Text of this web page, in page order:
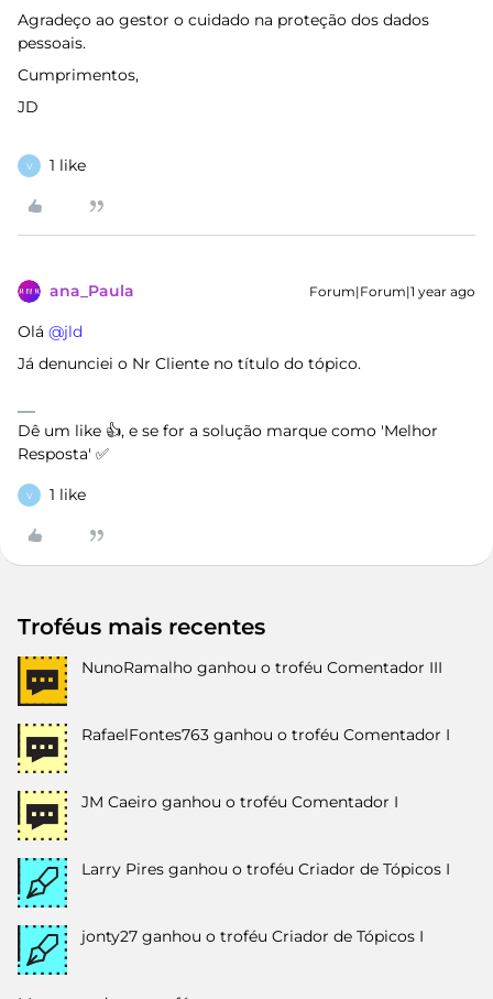
Agradeço ao gestor o cuidado na proteção dos dados
pessoais.
Cumprimentos,
JD
V 1 like
ana_Paula Forum|Forum|1 year ago
Olá ​ @jld
Já denunciei o Nr Cliente no título do tópico.
Dê um like 👍, e se for a solução marque como 'Melhor
Resposta' ✅
V 1 like
Troféus mais recentes
NunoRamalho ganhou o troféu Comentador III
RafaelFontes763 ganhou o troféu Comentador I
JM Caeiro ganhou o troféu Comentador I
Larry Pires ganhou o troféu Criador de Tópicos I
jonty27 ganhou o troféu Criador de Tópicos I